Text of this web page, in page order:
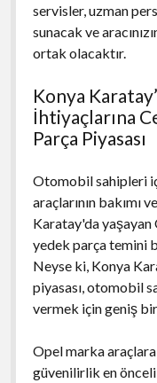
servisler, uzman
sunacak ve
ortak olacaktır.
Konya
İhtiyaçlarına
Parça Piyasası
Otomobil sahipleri
araçlarının bakımı
Karatay'da
yedek parça temini
Neyse ki, Konya
piyasası, otomobil
vermek için geniş
Opel marka
güvenilirlik en